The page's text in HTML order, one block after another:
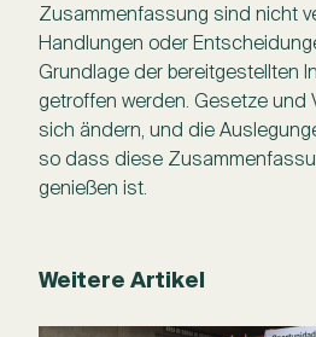
Zusammenfassung sind nicht
Handlungen oder
Grundlage der bereitgestellten
getroffen werden. Gesetze und
sich ändern, und die
so dass diese
genießen ist.
Weitere Artikel